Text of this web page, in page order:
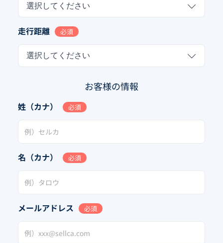
選択してください
走行距離 必須
選択してください
お客様の情報
姓（カナ） 必須
名（カナ） 必須
メールアドレス 必須